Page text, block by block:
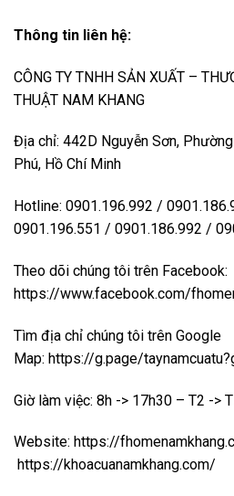
Thông tin liên hệ:
CÔNG TY TNHH SẢN XUẤT –
THUẬT NAM KHANG
Địa chỉ: 442D Nguyễn Sơn,
Phú, Hồ Chí Minh
Hotline: 0901.196.992 /
0901.196.551 / 0901.186.992 /
Theo dõi chúng tôi trên Facebook:
https://www.facebook.com/
Tìm địa chỉ chúng tôi trên Google
Map: https://g.page/
Giờ làm việc: 8h -> 17h30 – T2 ->
Website: https://
https://khoacuanamkhang.com/